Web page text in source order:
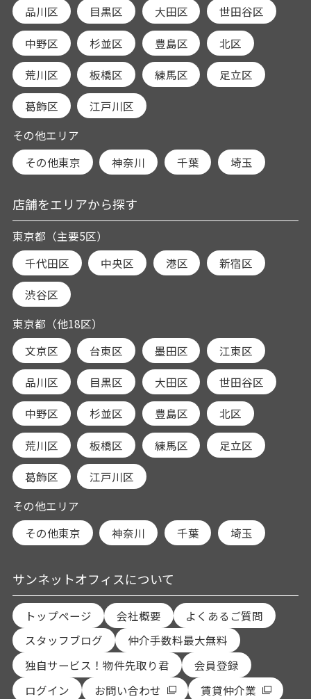
品川区 目黒区 大田区 世田谷区
中野区 杉並区 豊島区 北区
荒川区 板橋区 練馬区 足立区
葛飾区
江戸川区
その他エリア
その他東京
神奈川 千葉 埼玉
店舗をエリアから探す
東京都（主要5区）
千代田区
中央区 港区 新宿区
渋谷区
東京都（他18区）
文京区
台東区 墨田区 江東区
品川区 目黒区 大田区 世田谷区
中野区 杉並区 豊島区 北区
荒川区 板橋区 練馬区 足立区
葛飾区
江戸川区
その他エリア
その他東京
神奈川 千葉 埼玉
サンネットオフィスについて
トップページ 会社概要
よくあるご質問
スタッフブログ
仲介手数料最大無料
独自サービス！物件先取り君
会員登録
ログイン
お問い合わせ
賃貸仲介業